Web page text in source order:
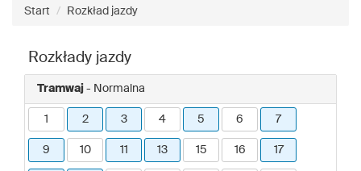
Start Rozkład jazdy
Rozkłady jazdy
Tramwaj - Normalna
1 2 3 4 5 6 7
9 10 11 13 15 16 17